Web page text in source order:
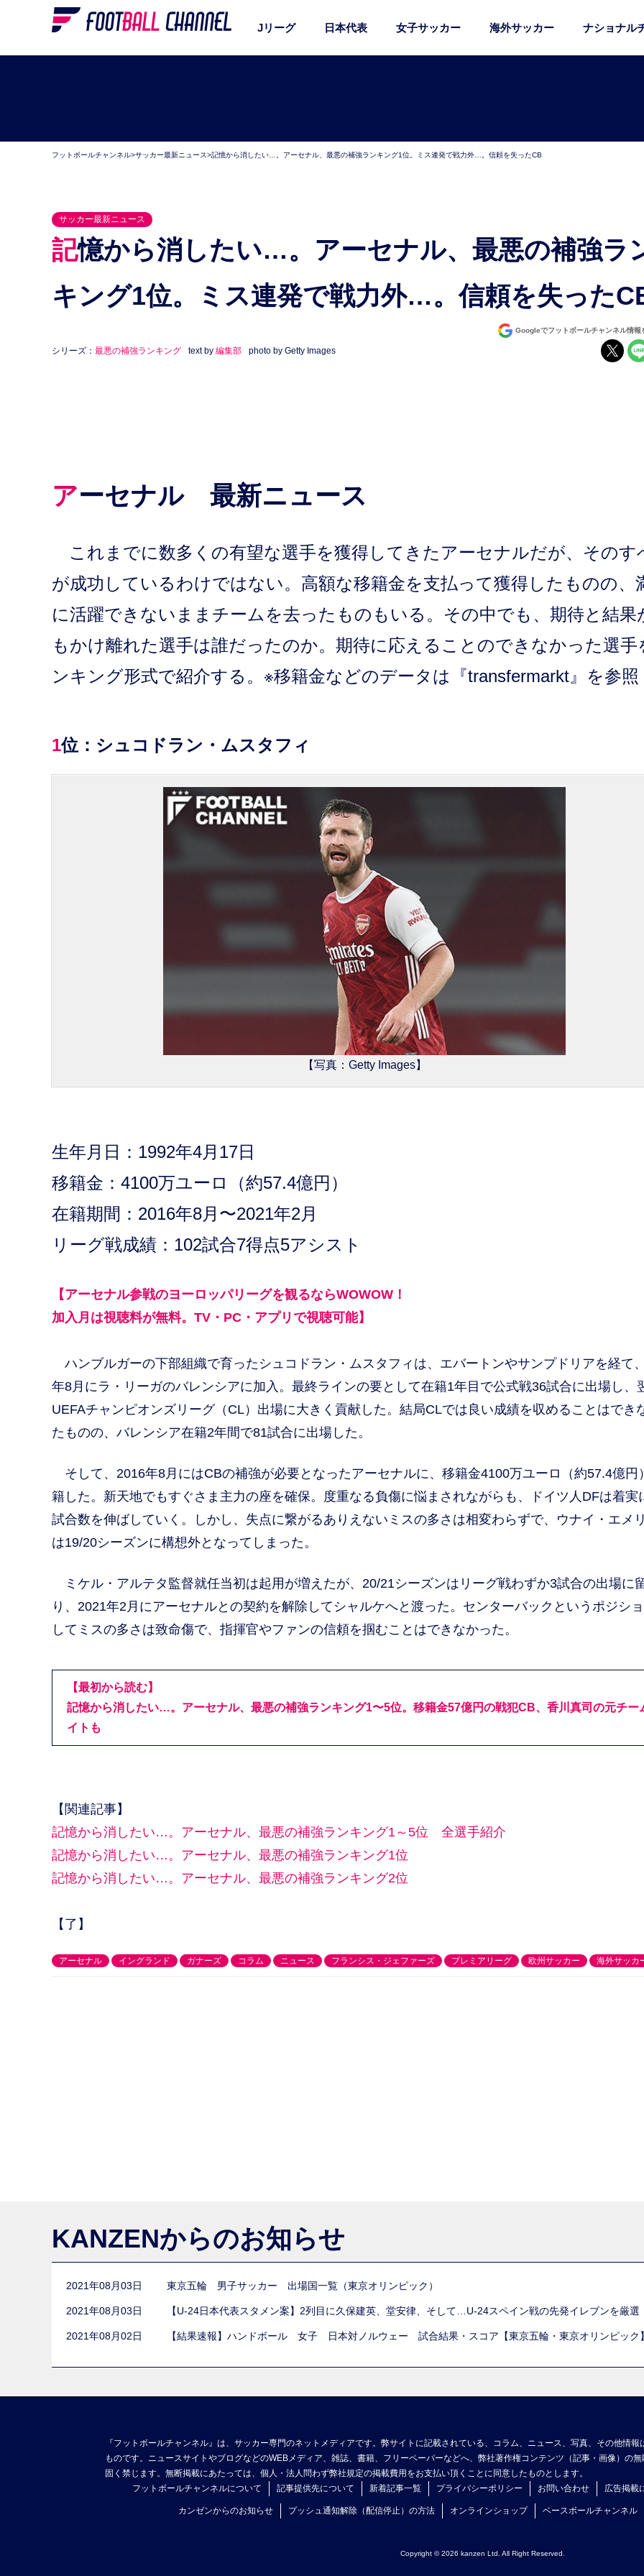
Jリーグ 日本代表 女子サッカー 海外サッカー ナショナル
フットボールチャンネル>サッカー最新ニュース>記憶から消したい…。アーセナル、最悪の補強ランキング1位。ミス連発で戦力外…。信頼を失ったCB
サッカー最新ニュース
記憶から消したい…。アーセナル、最悪の補強ラン
キング1位。ミス連発で戦力外…。信頼を失った
Googleでフットボールチャンネル情報
シリーズ： 最悪の補強ランキング text by 編集部 photo by Getty Images
アーセナル 最新ニュース
これまでに数多くの有望な選手を獲得してきたアーセナルだが、そのす
が成功しているわけではない。高額な移籍金を支払って獲得したものの、
に活躍できないままチームを去ったものもいる。その中でも、期待と結果
もかけ離れた選手は誰だったのか。期待に応えることのできなかった選手
ンキング形式で紹介する。※移籍金などのデータは『transfermarkt』を参照
1位：シュコドラン・ムスタフィ
【写真：Getty Images】
生年月日：1992年4月17日
移籍金：4100万ユーロ（約57.4億円）
在籍期間：2016年8月〜2021年2月
リーグ戦成績：102試合7得点5アシスト
【アーセナル参戦のヨーロッパリーグを観るならWOWOW！
加入月は視聴料が無料。TV・PC・アプリで視聴可能】
ハンブルガーの下部組織で育ったシュコドラン・ムスタフィは、エバートンやサンプドリアを経て
年8月にラ・リーガのバレンシアに加入。最終ラインの要として在籍1年目で公式戦36試合に出場し、
UEFAチャンピオンズリーグ（CL）出場に大きく貢献した。結局CLでは良い成績を収めることはでき
たものの、バレンシア在籍2年間で81試合に出場した。
そして、2016年8月にはCBの補強が必要となったアーセナルに、移籍金4100万ユーロ（約57.4億円
籍した。新天地でもすぐさま主力の座を確保。度重なる負傷に悩まされながらも、ドイツ人DFは着実
試合数を伸ばしていく。しかし、失点に繋がるありえないミスの多さは相変わらずで、ウナイ・エメ
は19/20シーズンに構想外となってしまった。
ミケル・アルテタ監督就任当初は起用が増えたが、20/21シーズンはリーグ戦わずか3試合の出場に
り、2021年2月にアーセナルとの契約を解除してシャルケへと渡った。センターバックというポジシ
してミスの多さは致命傷で、指揮官やファンの信頼を掴むことはできなかった。
【最初から読む】
記憶から消したい…。アーセナル、最悪の補強ランキング1〜5位。移籍金57億円の戦犯CB、香川真司の元チー
イトも
【関連記事】
記憶から消したい…。アーセナル、最悪の補強ランキング1～5位 全選手紹介
記憶から消したい…。アーセナル、最悪の補強ランキング1位
記憶から消したい…。アーセナル、最悪の補強ランキング2位
【了】
アーセナル イングランド ガナーズ コラム ニュース フランシス・ジェファーズ プレミアリーグ 欧州サッカー 海外サッカ
KANZENからのお知らせ
2021年08月03日 東京五輪 男子サッカー 出場国一覧（東京オリンピック）
2021年08月03日 【U-24日本代表スタメン案】2列目に久保建英、堂安律、そして…U-24スペイン戦の先発イレブンを厳
2021年08月02日 【結果速報】ハンドボール 女子 日本対ノルウェー 試合結果・スコア【東京五輪・東京オリンピック
『フットボールチャンネル』は、サッカー専門のネットメディアです。弊サイトに記載されている、コラム、ニュース、写真、その他情
ものです。ニュースサイトやブログなどのWEBメディア、雑誌、書籍、フリーペーパーなどへ、弊社著作権コンテンツ（記事・画像）の
固く禁じます。無断掲載にあたっては、個人・法人問わず弊社規定の掲載費用をお支払い頂くことに同意したものとします。
フットボールチャンネルについて
記事提供先について 新着記事一覧 プライバシーポリシー お問い合わせ 広告掲載
カンゼンからのお知らせ プッシュ通知解除（配信停止）の方法 オンラインショップ ベースボールチャンネル
Copyright © 2026 kanzen Ltd. All Right Reserved.